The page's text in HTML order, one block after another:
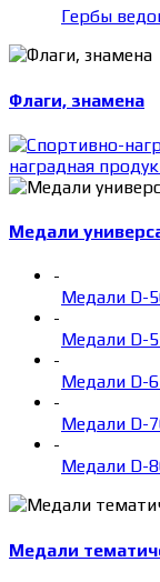
Гербы
Флаги, знамена
наградная
Медали
-
Медали D-
-
Медали D-
-
Медали D-
-
Медали D-
-
Медали D-
Медали